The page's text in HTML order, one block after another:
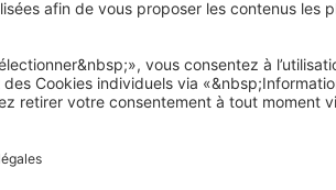
€ 17,31
août